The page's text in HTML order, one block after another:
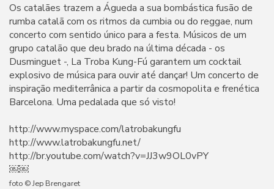
Os catalães trazem a Águeda a sua bombástica fusão de
rumba catalã com os ritmos da cumbia ou do reggae, num
concerto com sentido único para a festa. Músicos de um
grupo catalão que deu brado na última década - os
Dusminguet -, La Troba Kung-Fú garantem um cocktail
explosivo de música para ouvir até dançar! Um concerto de
inspiração mediterrânica a partir da cosmopolita e frenética
Barcelona. Uma pedalada que só visto!
http://www.myspace.com/latrobakungfu
http://www.latrobakungfu.net/
http://br.youtube.com/watch?v=JJ3w9OL0vPY
￼￼
foto © Jep Brengaret